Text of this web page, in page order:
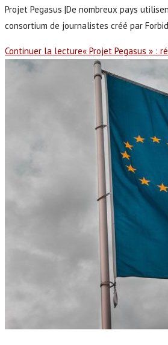
Projet Pegasus |De nombreux pays
consortium de journalistes créé par
Continuer la lecture« Projet Pegasus » :